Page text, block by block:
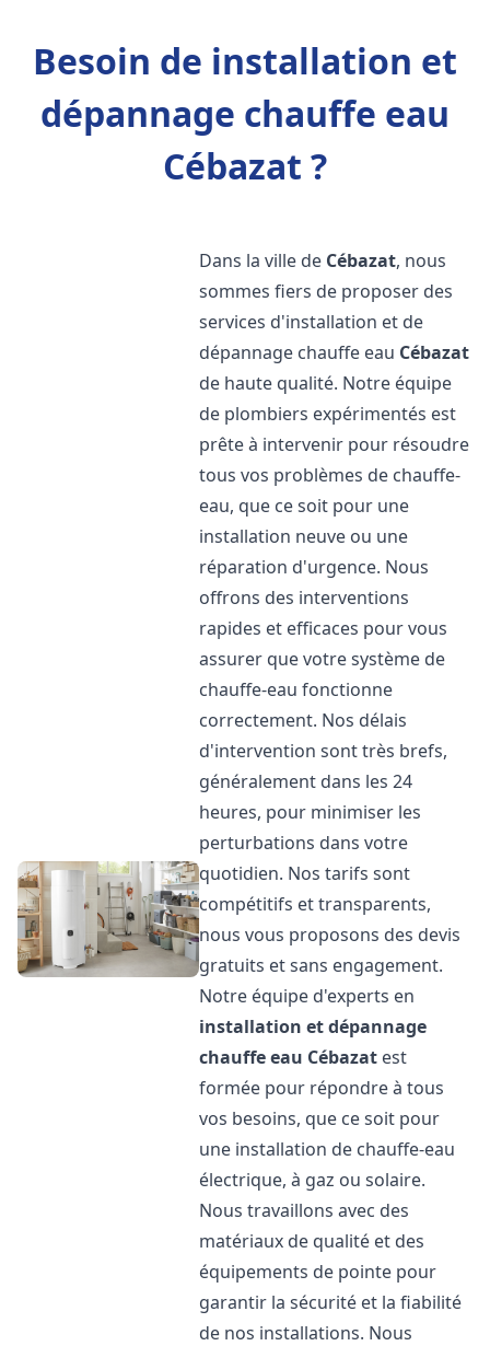
Besoin de installation et
dépannage chauffe eau
Cébazat ?
Dans la ville de Cébazat, nous
sommes fiers de proposer des
services d'installation et de
dépannage chauffe eau Cébazat
de haute qualité. Notre équipe
de plombiers expérimentés est
prête à intervenir pour résoudre
tous vos problèmes de chauffe-
eau, que ce soit pour une
installation neuve ou une
réparation d'urgence. Nous
offrons des interventions
rapides et efficaces pour vous
assurer que votre système de
chauffe-eau fonctionne
correctement. Nos délais
d'intervention sont très brefs,
généralement dans les 24
heures, pour minimiser les
perturbations dans votre
quotidien. Nos tarifs sont
compétitifs et transparents,
nous vous proposons des devis
gratuits et sans engagement.
Notre équipe d'experts en
installation et dépannage
chauffe eau Cébazat est
formée pour répondre à tous
vos besoins, que ce soit pour
une installation de chauffe-eau
électrique, à gaz ou solaire.
Nous travaillons avec des
matériaux de qualité et des
équipements de pointe pour
garantir la sécurité et la fiabilité
de nos installations. Nous